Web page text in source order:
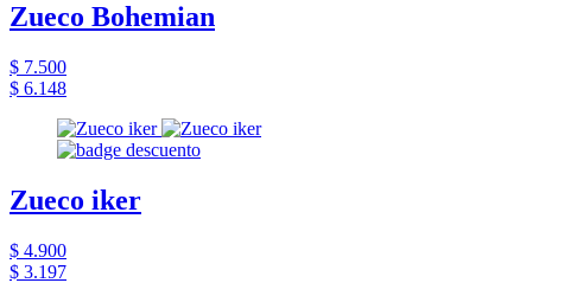
Zueco Bohemian
$ 7.500
$ 6.148
Zueco iker
$ 4.900
$ 3.197